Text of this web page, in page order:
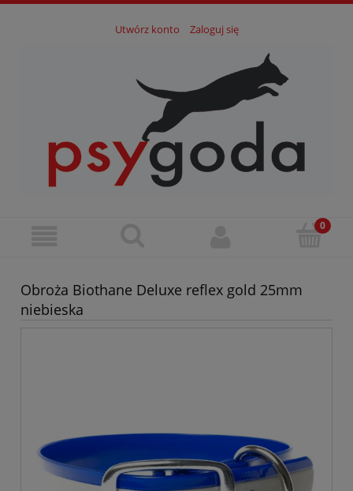
Utwórz konto Zaloguj się
Obroża Biothane Deluxe reflex gold 25mm
niebieska